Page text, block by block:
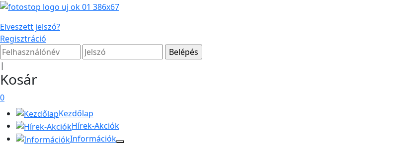
Elveszett jelszó?
Regisztráció
|
Kosár
0
Kezdőlap
Hírek-Akciók
Információk